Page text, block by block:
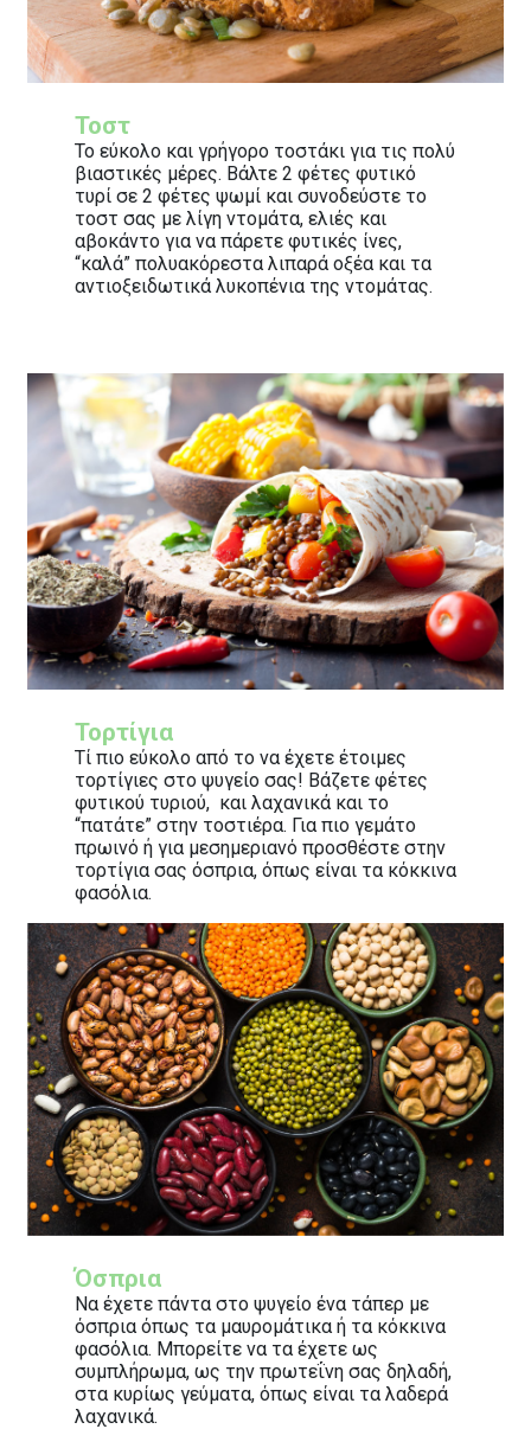
Τοστ
Το εύκολο και γρήγορο τοστάκι για τις πολύ
βιαστικές μέρες. Βάλτε 2 φέτες φυτικό
τυρί σε 2 φέτες ψωμί και συνοδεύστε το
τοστ σας με λίγη ντομάτα, ελιές και
αβοκάντο για να πάρετε φυτικές ίνες,
“καλά” πολυακόρεστα λιπαρά οξέα και τα
αντιοξειδωτικά λυκοπένια της ντομάτας.
Τορτίγια
Τί πιο εύκολο από το να έχετε έτοιμες
τορτίγιες στο ψυγείο σας! Βάζετε φέτες
φυτικού τυριού, και λαχανικά και το
“πατάτε” στην τοστιέρα. Για πιο γεμάτο
πρωινό ή για μεσημεριανό προσθέστε στην
τορτίγια σας όσπρια, όπως είναι τα κόκκινα
φασόλια.
Όσπρια
Να έχετε πάντα στο ψυγείο ένα τάπερ με
όσπρια όπως τα μαυρομάτικα ή τα κόκκινα
φασόλια. Μπορείτε να τα έχετε ως
συμπλήρωμα, ως την πρωτεΐνη σας δηλαδή,
στα κυρίως γεύματα, όπως είναι τα λαδερά
λαχανικά.